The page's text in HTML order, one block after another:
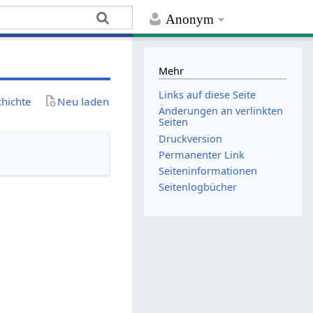
Anonym
Neu laden
Mehr
Links auf diese Seite
Änderungen an verlinkten
Seiten
Druckversion
Permanenter Link
Seiten­­informationen
Seitenlogbücher